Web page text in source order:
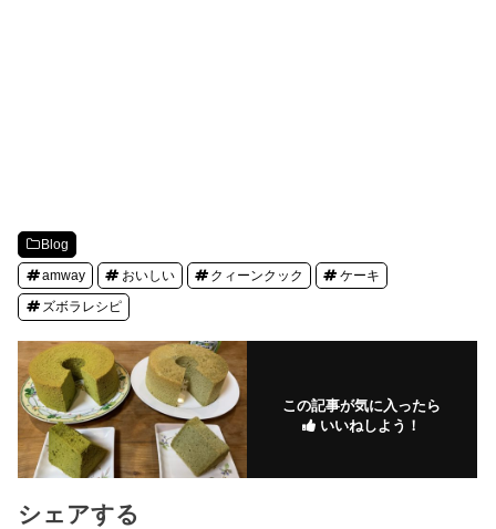
Blog
amway おいしい クィーンクック ケーキ
ズボラレシピ
この記事が気に入ったら
いいねしよう！
シェアする